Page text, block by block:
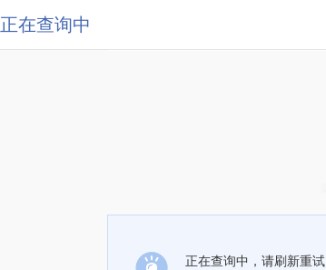
正在查询中
正在查询中，请刷新重试